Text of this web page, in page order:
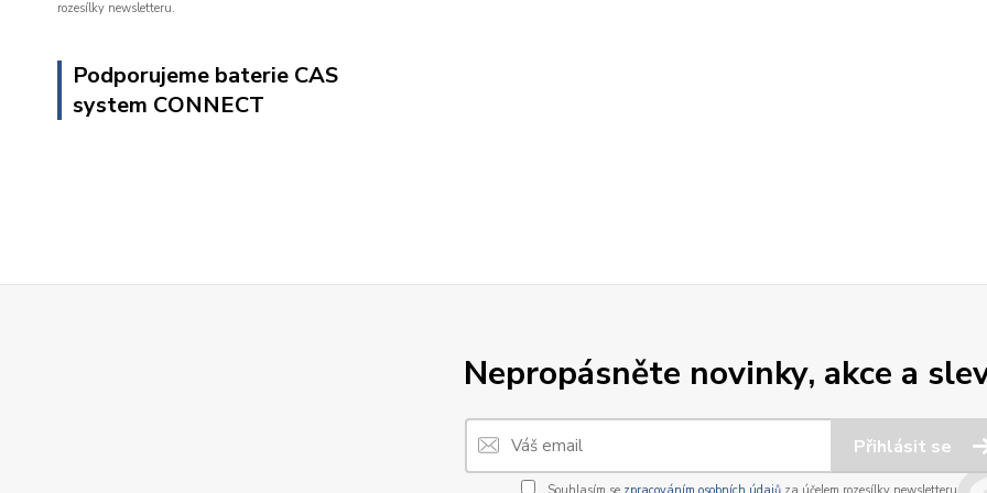
rozesílky newsletteru.
Podporujeme baterie CAS
system CONNECT
Nepropásněte novinky, akce a
Přihlásit se